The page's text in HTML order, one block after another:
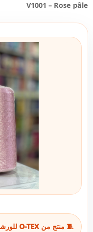
V1001 – Rose pâle
🧵 منتج من O-TEX للورشات والخياطة